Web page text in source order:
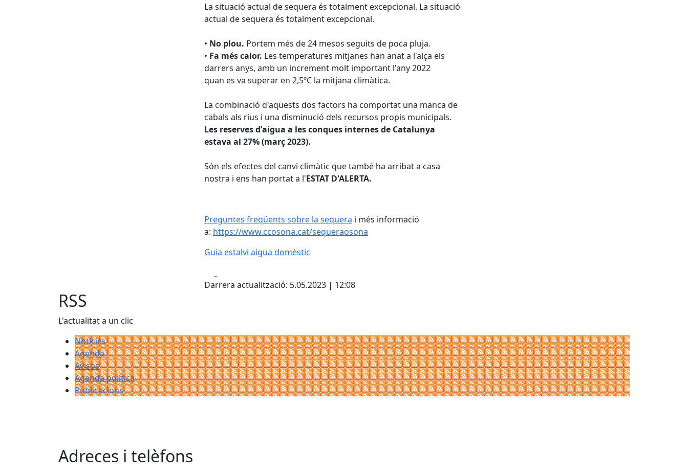
La situació actual de sequera és totalment excepcional. La situació
actual de sequera és totalment excepcional.
• No plou. Portem més de 24 mesos seguits de poca pluja.
• Fa més calor. Les temperatures mitjanes han anat a l'alça els
darrers anys, amb un increment molt important l'any 2022
quan es va superar en 2,5ºC la mitjana climàtica.
La combinació d'aquests dos factors ha comportat una manca de
cabals als rius i una disminució dels recursos propis municipals.
Les reserves d'aigua a les conques internes de Catalunya
estava al 27% (març 2023).
Són els efectes del canvi climàtic que també ha arribat a casa
nostra i ens han portat a l'ESTAT D'ALERTA.
Preguntes freqüents sobre la sequera i més informació
a: https://www.ccosona.cat/sequeraosona
Guia estalvi aigua domèstic
Darrera actualització: 5.05.2023 | 12:08
RSS
L'actualitat a un clic
Notícies
Agenda
Avisos
Agenda política
Publicacions
Adreces i telèfons